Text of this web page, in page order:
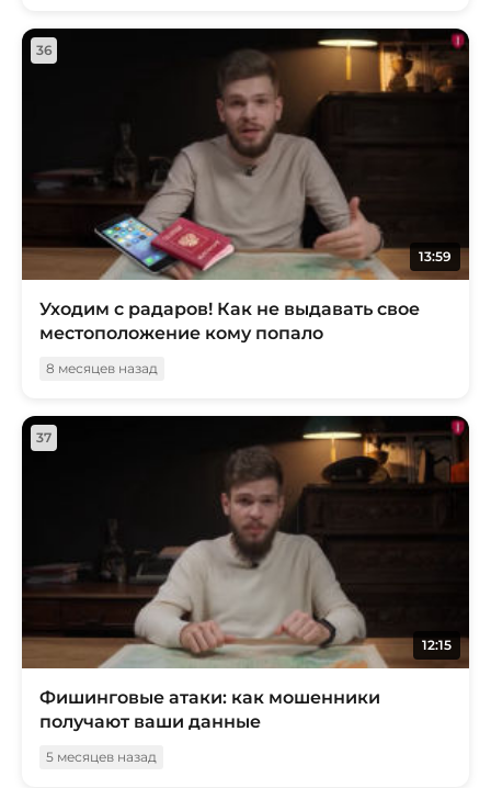
36
13:59
Уходим с радаров! Как не выдавать свое
местоположение кому попало
8 месяцев назад
37
12:15
Фишинговые атаки: как мошенники
получают ваши данные
5 месяцев назад